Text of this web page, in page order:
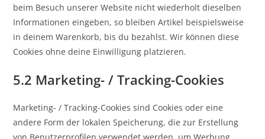
beim Besuch unserer Website nicht wiederholt dieselben
Informationen eingeben, so bleiben Artikel beispielsweise
in deinem Warenkorb, bis du bezahlst. Wir können diese
Cookies ohne deine Einwilligung platzieren.
5.2 Marketing- / Tracking-Cookies
Marketing- / Tracking-Cookies sind Cookies oder eine
andere Form der lokalen Speicherung, die zur Erstellung